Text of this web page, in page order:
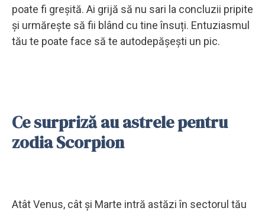
poate fi greșită. Ai grijă să nu sari la concluzii pripite
și urmărește să fii blând cu tine însuți. Entuziasmul
tău te poate face să te autodepășești un pic.
Ce surpriză au astrele pentru
zodia Scorpion
Atât Venus, cât și Marte intră astăzi în sectorul tău